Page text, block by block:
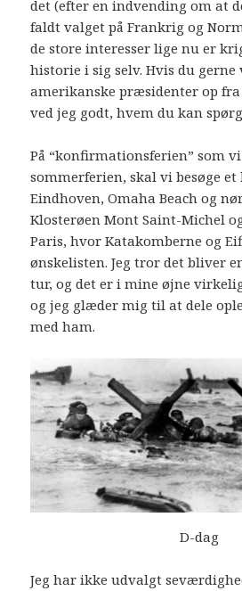
det (efter en indvending om at
faldt valget på Frankrig og
de store interesser lige nu er
historie i sig selv. Hvis du gerne
amerikanske præsidenter op fra
ved jeg godt, hvem du kan
På “konfirmationsferien” som
sommerferien, skal vi besøge
Eindhoven, Omaha Beach og
Klosterøen Mont Saint-Michel
Paris, hvor Katakomberne og
ønskelisten. Jeg tror det bliver
tur, og det er i mine øjne
og jeg glæder mig til at dele
med ham.
D-dag
Jeg har ikke udvalgt